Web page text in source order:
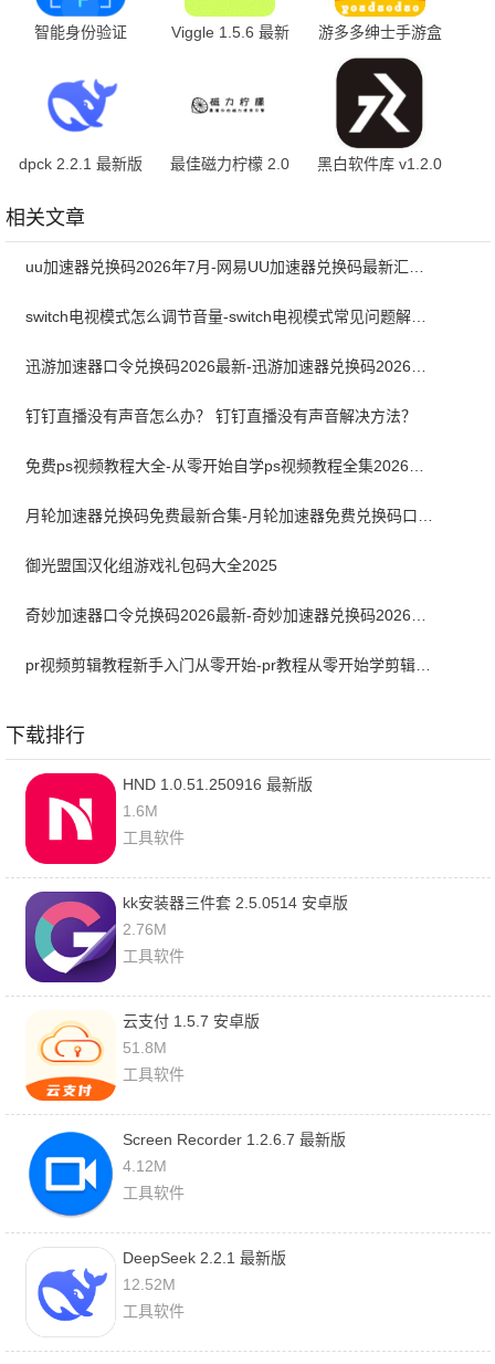
智能身份验证
Viggle 1.5.6 最新
游多多绅士手游盒
子 2.7 官方版
dpck 2.2.1 最新版
最佳磁力柠檬 2.0
黑白软件库 v1.2.0
相关文章
switch电视模式怎么调节音量-switch电视模式常见问题解决方案
钉钉直播没有声音怎么办？ 钉钉直播没有声音解决方法？
御光盟国汉化组游戏礼包码大全2025
pr视频剪辑教程新手入门从零开始-pr教程从零开始学剪辑全集免费
下载排行
HND 1.0.51.250916 最新版
1.6M
工具软件
kk安装器三件套 2.5.0514 安卓版
2.76M
工具软件
云支付 1.5.7 安卓版
51.8M
工具软件
Screen Recorder 1.2.6.7 最新版
4.12M
工具软件
DeepSeek 2.2.1 最新版
12.52M
工具软件